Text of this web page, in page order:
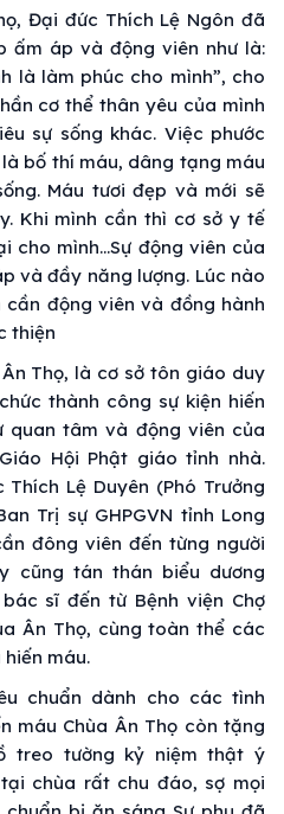
Đại đức Thích Lệ Ngôn đã
ấm áp và động viên như là:
là làm phúc cho mình”, cho
cơ thể thân yêu của mình
sự sống khác. Việc phước
bố thí máu, dâng tạng máu
Máu tươi đẹp và mới sẽ
Khi mình cần thì cơ sở y tế
cho mình…Sự động viên của
và đầy năng lượng. Lúc nào
động viên và đồng hành
thiện
Thọ, là cơ sở tôn giáo duy
thành công sự kiện hiến
quan tâm và động viên của
Hội Phật giáo tỉnh nhà.
Lệ Duyên (Phó Trưởng
Trị sự GHPGVN tỉnh Long
đông viên đến từng người
cũng tán thán biểu dương
sĩ đến từ Bệnh viện Chợ
Ân Thọ, cùng toàn thể các
máu.
chuẩn dành cho các tình
máu Chùa Ân Thọ còn tặng
treo tường kỷ niệm thật ý
chùa rất chu đáo, sợ mọi